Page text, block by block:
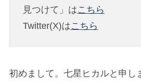
見つけて」はこちら
Twitter(X)はこちら
初めまして。七星ヒカルと申し